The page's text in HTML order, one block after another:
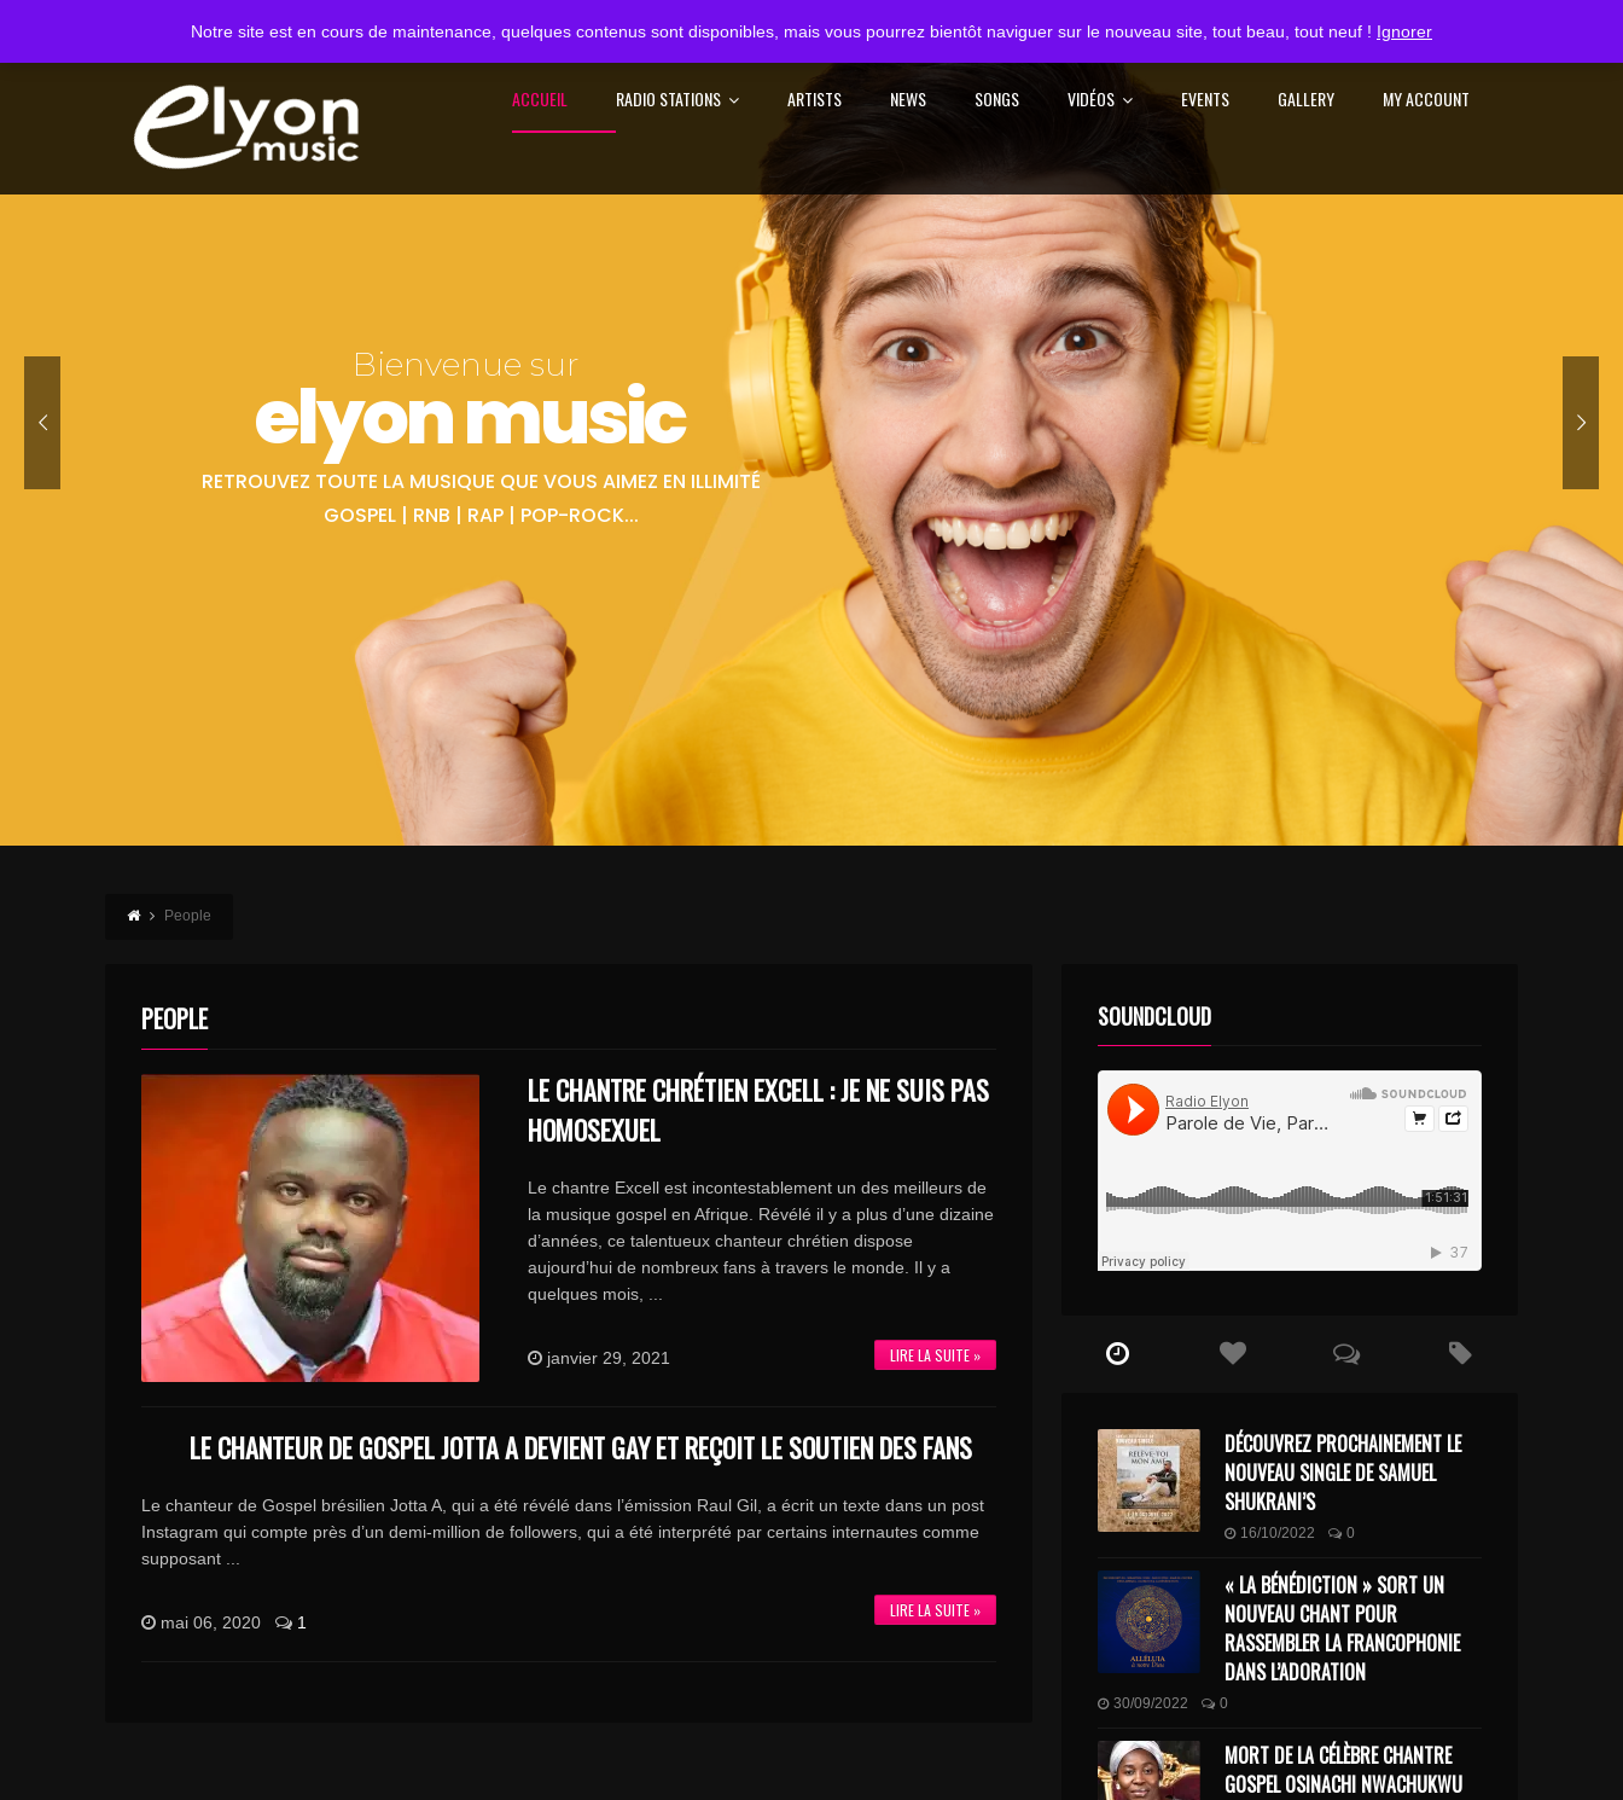
Notre site est en cours de maintenance, quelques contenus sont disponibles, mais vous pourrez bientôt naviguer sur le nouveau site, tout beau, tout neuf ! IgnorerS'IDENTIFIER
ACCUEIL RADIO STATIONS ARTISTS NEWS SONGS VIDÉOS EVENTS GALLERY MY ACCOUNT
Bienvenue sur
elyon music
RETROUVEZ TOUTE LA MUSIQUE QUE VOUS AIMEZ EN ILLIMITÉ
GOSPEL | RNB | RAP | POP-ROCK...
People
PEOPLE
LE CHANTRE CHRÉTIEN EXCELL : JE NE SUIS PAS
HOMOSEXUEL
Le chantre Excell est incontestablement un des meilleurs de
la musique gospel en Afrique. Révélé il y a plus d’une dizaine
d’années, ce talentueux chanteur chrétien dispose
aujourd’hui de nombreux fans à travers le monde. Il y a
quelques mois, ...
LIRE LA SUITE »
janvier 29, 2021
LE CHANTEUR DE GOSPEL JOTTA A DEVIENT GAY ET REÇOIT LE SOUTIEN DES FANS
Le chanteur de Gospel brésilien Jotta A, qui a été révélé dans l’émission Raul Gil, a écrit un texte dans un post
Instagram qui compte près d’un demi-million de followers, qui a été interprété par certains internautes comme
supposant ...
LIRE LA SUITE »
mai 06, 2020 1
SOUNDCLOUD
DÉCOUVREZ PROCHAINEMENT LE
NOUVEAU SINGLE DE SAMUEL
SHUKRANI’S
16/10/2022 0
« LA BÉNÉDICTION » SORT UN
NOUVEAU CHANT POUR
RASSEMBLER LA FRANCOPHONIE
DANS L’ADORATION
30/09/2022 0
MORT DE LA CÉLÈBRE CHANTRE
GOSPEL OSINACHI NWACHUKWU